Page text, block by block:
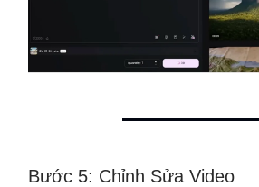
Bước 5: Chỉnh Sửa Video